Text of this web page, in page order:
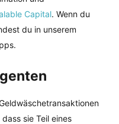
Capital. Wenn du
du in unserem
sie Teil eines